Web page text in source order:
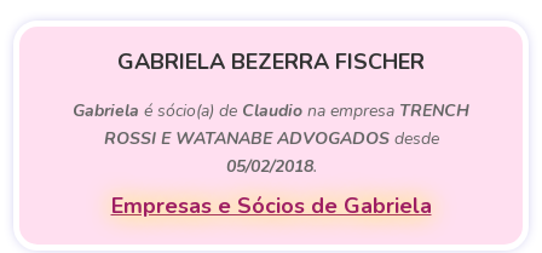
GABRIELA BEZERRA FISCHER
Gabriela é sócio(a) de Claudio na empresa TRENCH
ROSSI E WATANABE ADVOGADOSdesde
05/02/2018.
Empresas e Sócios de Gabriela